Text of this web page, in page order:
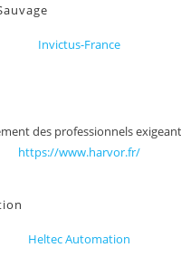
des professionnels